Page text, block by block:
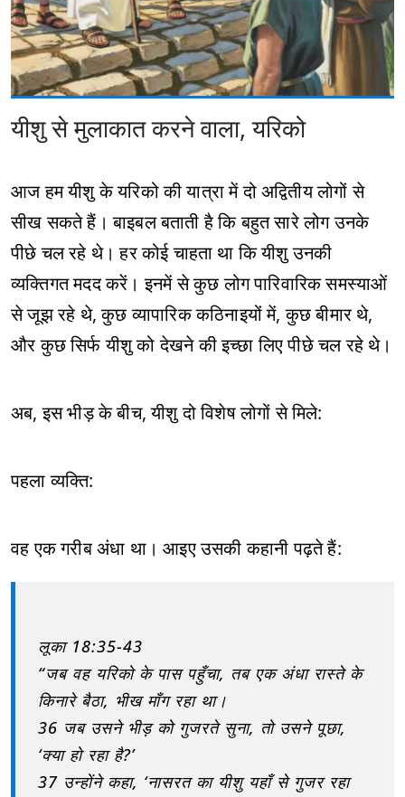
यीशु से मुलाकात करने वाला, यरिको
आज हम यीशु के यरिको की यात्रा में दो अद्वितीय लोगों से
सीख सकते हैं। बाइबल बताती है कि बहुत सारे लोग उनके
पीछे चल रहे थे। हर कोई चाहता था कि यीशु उनकी
व्यक्तिगत मदद करें। इनमें से कुछ लोग पारिवारिक समस्याओं
से जूझ रहे थे, कुछ व्यापारिक कठिनाइयों में, कुछ बीमार थे,
और कुछ सिर्फ यीशु को देखने की इच्छा लिए पीछे चल रहे थे।
अब, इस भीड़ के बीच, यीशु दो विशेष लोगों से मिले:
पहला व्यक्ति:
वह एक गरीब अंधा था। आइए उसकी कहानी पढ़ते हैं:
लूका 18:35-43
“जब वह यरिको के पास पहुँचा, तब एक अंधा रास्ते के
किनारे बैठा, भीख माँग रहा था।
36 जब उसने भीड़ को गुजरते सुना, तो उसने पूछा,
‘क्या हो रहा है?’
37 उन्होंने कहा, ‘नासरत का यीशु यहाँ से गुजर रहा